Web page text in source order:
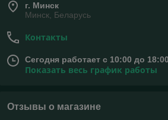
г. Минск
Минск, Беларусь
Контакты
Сегодня работает с 10:00 до 18:00
Показать весь график работы
Отзывы о магазине